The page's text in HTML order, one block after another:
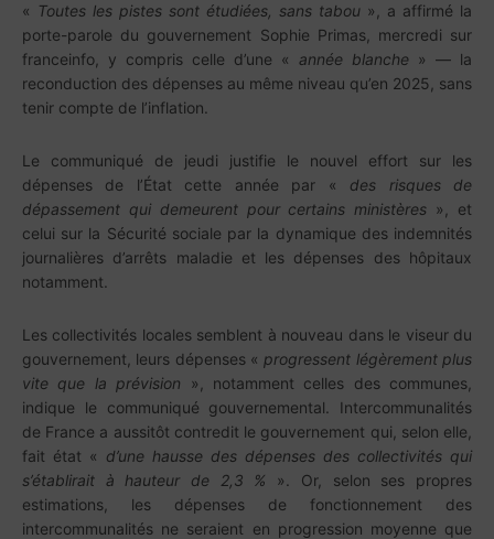
« Toutes les pistes sont étudiées, sans tabou », a affirmé la
porte-parole du gouvernement Sophie Primas, mercredi sur
franceinfo, y compris celle d’une « année blanche » — la
reconduction des dépenses au même niveau qu’en 2025, sans
tenir compte de l’inflation.
Le communiqué de jeudi justifie le nouvel effort sur les
dépenses de l’État cette année par « des risques de
dépassement qui demeurent pour certains ministères », et
celui sur la Sécurité sociale par la dynamique des indemnités
journalières d’arrêts maladie et les dépenses des hôpitaux
notamment.
Les collectivités locales semblent à nouveau dans le viseur du
gouvernement, leurs dépenses « progressent légèrement plus
vite que la prévision », notamment celles des communes,
indique le communiqué gouvernemental. Intercommunalités
de France a aussitôt contredit le gouvernement qui, selon elle,
fait état « d’une hausse des dépenses des collectivités qui
s’établirait à hauteur de 2,3 % ». Or, selon ses propres
estimations, les dépenses de fonctionnement des
intercommunalités ne seraient en progression moyenne que